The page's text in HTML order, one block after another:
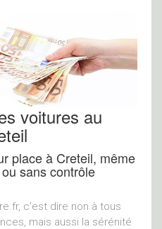
voitures au
place à Creteil, même
sans contrôle
c'est dire non à tous
mais aussi la sérénité